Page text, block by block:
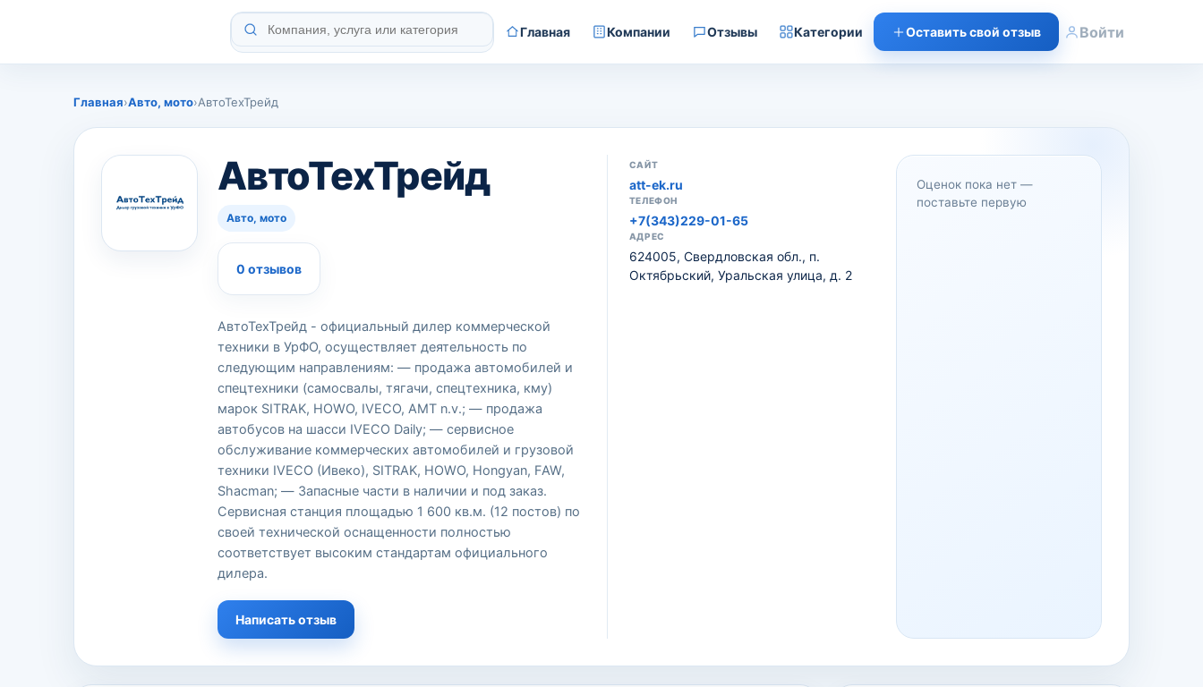
Главная Компании Отзывы Категории Оставить свой отзыв Войти
Главная›Авто, мото›AвтоТехТрейд
AвтоТехТрейд
Авто, мото
0 отзывов
АвтоТехТрейд - официальный дилер коммерческой
техники в УрФО, осуществляет деятельность по
следующим направлениям: — продажа автомобилей и
спецтехники (самосвалы, тягачи, спецтехника, кму)
марок SITRAK, HOWO, IVECO, AMT n.v.; — продажа
автобусов на шасси IVECO Daily; — сервисное
обслуживание коммерческих автомобилей и грузовой
техники IVECO (Ивеко), SITRAK, HOWO, Hongyan, FAW,
Shacman; — Запасные части в наличии и под заказ.
Сервисная станция площадью 1 600 кв.м. (12 постов) по
своей технической оснащенности полностью
соответствует высоким стандартам официального
дилера.
Написать отзыв
САЙТ
att-ek.ru
ТЕЛЕФОН
+7(343)229-01-65
АДРЕС
624005, Свердловская обл., п.
Октябрьский, Уральская улица, д. 2
Оценок пока нет —
поставьте первую